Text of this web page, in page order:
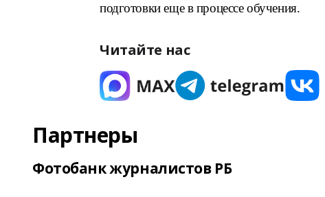
подготовки еще в процессе обучения.
Читайте нас
Партнеры
Фотобанк журналистов РБ